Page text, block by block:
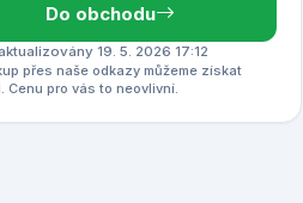
Do obchodu
19. 5. 2026 17:12
přes naše odkazy můžeme získat
Cenu pro vás to neovlivní.